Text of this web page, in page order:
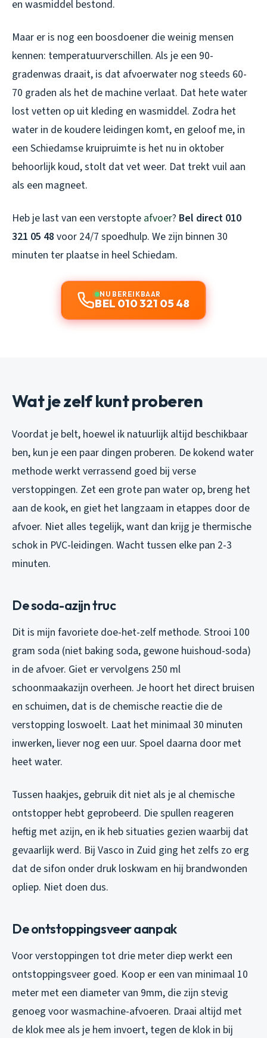
en wasmiddel bestond.
Maar er is nog een boosdoener die weinig mensen
kennen: temperatuurverschillen. Als je een 90-
gradenwas draait, is dat afvoerwater nog steeds 60-
70 graden als het de machine verlaat. Dat hete water
lost vetten op uit kleding en wasmiddel. Zodra het
water in de koudere leidingen komt, en geloof me, in
een Schiedamse kruipruimte is het nu in oktober
behoorlijk koud, stolt dat vet weer. Dat trekt vuil aan
als een magneet.
Heb je last van een verstopte afvoer? Bel direct 010
321 05 48 voor 24/7 spoedhulp. We zijn binnen 30
minuten ter plaatse in heel Schiedam.
NU BEREIKBAAR
BEL 010 321 05 48
Wat je zelf kunt proberen
Voordat je belt, hoewel ik natuurlijk altijd beschikbaar
ben, kun je een paar dingen proberen. De kokend water
methode werkt verrassend goed bij verse
verstoppingen. Zet een grote pan water op, breng het
aan de kook, en giet het langzaam in etappes door de
afvoer. Niet alles tegelijk, want dan krijg je thermische
schok in PVC-leidingen. Wacht tussen elke pan 2-3
minuten.
De soda-azijn truc
Dit is mijn favoriete doe-het-zelf methode. Strooi 100
gram soda (niet baking soda, gewone huishoud-soda)
in de afvoer. Giet er vervolgens 250 ml
schoonmaakazijn overheen. Je hoort het direct bruisen
en schuimen, dat is de chemische reactie die de
verstopping loswoelt. Laat het minimaal 30 minuten
inwerken, liever nog een uur. Spoel daarna door met
heet water.
Tussen haakjes, gebruik dit niet als je al chemische
ontstopper hebt geprobeerd. Die spullen reageren
heftig met azijn, en ik heb situaties gezien waarbij dat
gevaarlijk werd. Bij Vasco in Zuid ging het zelfs zo erg
dat de sifon onder druk loskwam en hij brandwonden
opliep. Niet doen dus.
De ontstoppingsveer aanpak
Voor verstoppingen tot drie meter diep werkt een
ontstoppingsveer goed. Koop er een van minimaal 10
meter met een diameter van 9mm, die zijn stevig
genoeg voor wasmachine-afvoeren. Draai altijd met
de klok mee als je hem invoert, tegen de klok in bij